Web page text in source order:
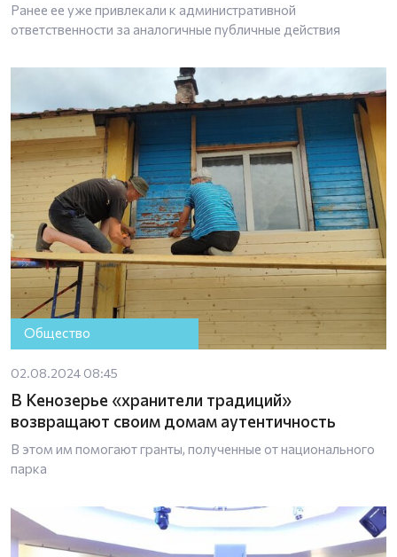
Ранее ее уже привлекали к административной
ответственности за аналогичные публичные действия
Общество
02.08.2024 08:45
В Кенозерье «хранители традиций»
возвращают своим домам аутентичность
В этом им помогают гранты, полученные от национального
парка